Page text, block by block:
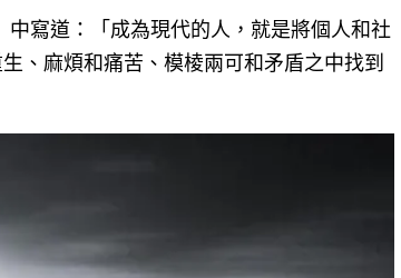
寫道：「成為現代的人，就是將個人和社
、麻煩和痛苦、模棱兩可和矛盾之中找到